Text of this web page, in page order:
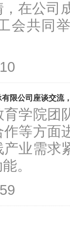
在公司
会共同
限公司座谈交流
学院团
等方面
业需求
。